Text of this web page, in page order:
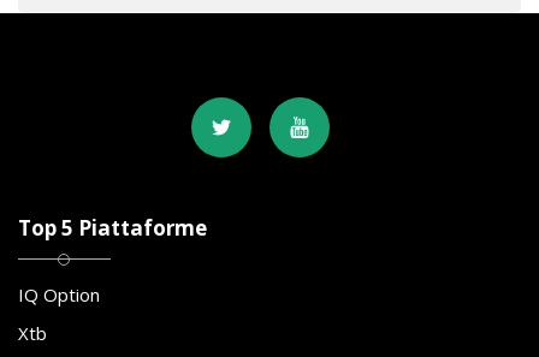
Top 5 Piattaforme
IQ Option
Xtb